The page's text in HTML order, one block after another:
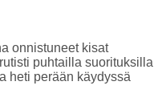
onnistuneet kisat
puhtailla suorituksilla
heti perään käydyssä